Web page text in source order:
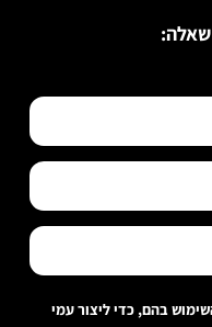
שאלה:
בהם, כדי ליצור עמי